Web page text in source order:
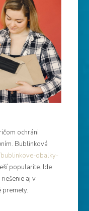
ochráni
Bublinková
obalky-
popularite. Ide
aj v
premety.